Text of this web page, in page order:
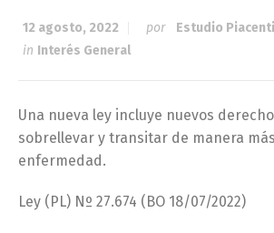
12 agosto, 2022 por
Estudio
in Interés General
Una nueva ley incluye nuevos
sobrellevar y transitar de manera
enfermedad.
Ley (PL) Nº 27.674 (BO 18/07/2022)